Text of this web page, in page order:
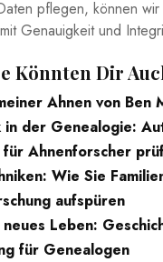
pflegen, können
Genauigkeit und
Könnten Dir
Ahnen von Ben
der Genealogie:
für Ahnenforscher
Wie Sie
aufspüren
Leben:
für Genealogen